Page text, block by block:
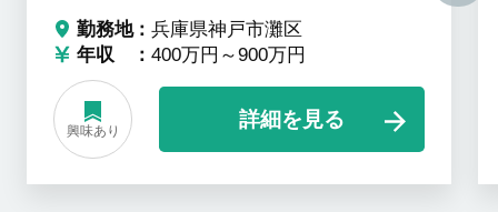
勤務地
兵庫県神戸市灘区
年収
400万円～900万円
興味あり
詳細を見る